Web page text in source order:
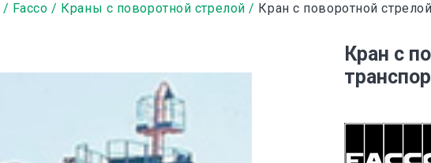
Facco Краны с поворотной стрелой Кран с поворотной
Кран с